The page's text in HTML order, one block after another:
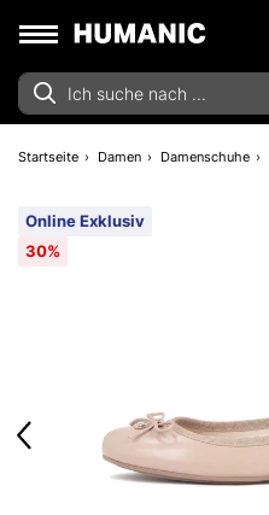
Startseite Damen Damenschuhe
Online Exklusiv
30%